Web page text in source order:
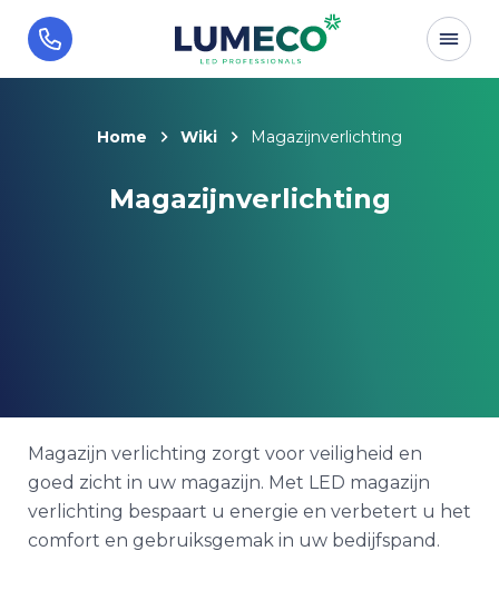
Home Wiki Magazijnverlichting
Magazijnverlichting
Magazijn verlichting zorgt voor veiligheid en
goed zicht in uw magazijn. Met LED magazijn
verlichting bespaart u energie en verbetert u het
comfort en gebruiksgemak in uw bedijfspand.